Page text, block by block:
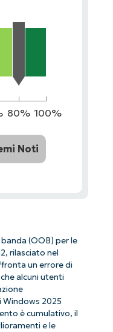
80% 100%
Noti
(OOB) per le
rilasciato nel
un errore di
alcuni utenti
2025
è cumulativo, il
e le